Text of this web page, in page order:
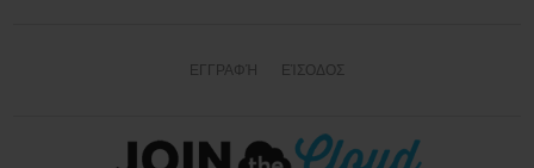
ΕΓΓΡΑΦΉ ΕΊΣΟΔΟΣ